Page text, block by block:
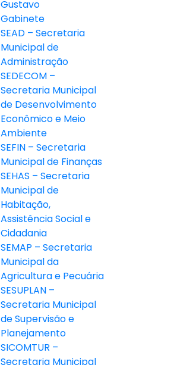
Gustavo
Gabinete
SEAD – Secretaria
Municipal de
Administração
SEDECOM –
Secretaria Municipal
de Desenvolvimento
Econômico e Meio
Ambiente
SEFIN – Secretaria
Municipal de Finanças
SEHAS – Secretaria
Municipal de
Habitação,
Assistência Social e
Cidadania
SEMAP – Secretaria
Municipal da
Agricultura e Pecuária
SESUPLAN –
Secretaria Municipal
de Supervisão e
Planejamento
SICOMTUR –
Secretaria Municipal